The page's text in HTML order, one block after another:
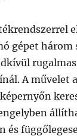
gépet három
A művelet
és